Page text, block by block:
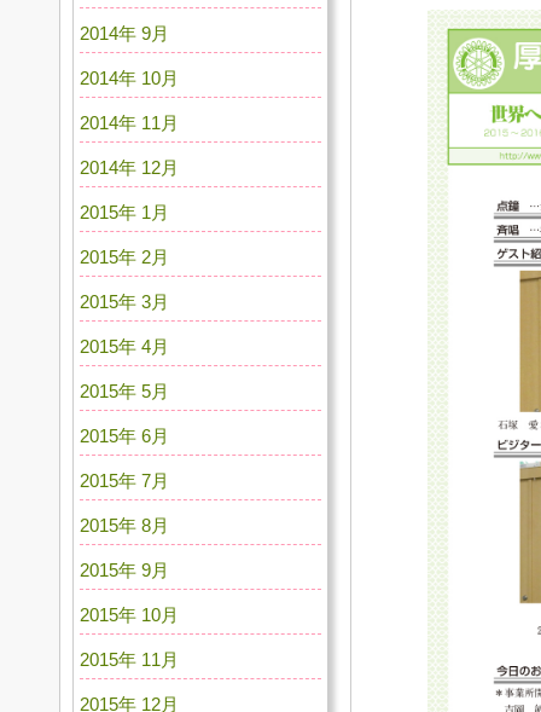
2014年 9月
2014年 10月
2014年 11月
2014年 12月
2015年 1月
2015年 2月
2015年 3月
2015年 4月
2015年 5月
2015年 6月
2015年 7月
2015年 8月
2015年 9月
2015年 10月
2015年 11月
2015年 12月